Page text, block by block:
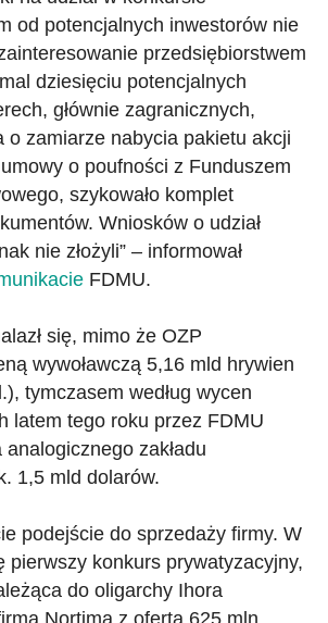
od potencjalnych inwestorów nie
przedsiębiorstwem
dziesięciu potencjalnych
głównie zagranicznych,
o zamiarze nabycia pakietu akcji
o poufności z Funduszem
szykowało komplet
Wniosków o udział
nie złożyli” – informował
FDMU.
się, mimo że OZP
wywoławczą 5,16 mld hrywien
tymczasem według wycen
latem tego roku przez FDMU
zakładu
1,5 mld dolarów.
podejście do sprzedaży firmy. W
pierwszy konkurs prywatyzacyjny,
do oligarchy Ihora